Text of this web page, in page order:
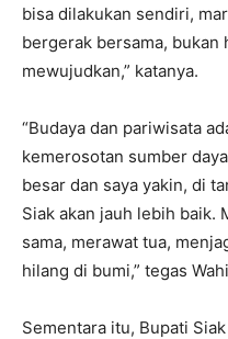
bisa dilakukan sendiri,
bergerak bersama, bukan
mewujudkan,” katanya.
“Budaya dan pariwisata
kemerosotan sumber
besar dan saya yakin, di
Siak akan jauh lebih baik.
sama, merawat tua,
hilang di bumi,” tegas
Sementara itu, Bupati